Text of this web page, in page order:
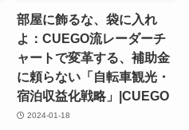
部屋に飾るな、袋に入れ
よ：CUEGO流レーダーチ
ャートで変革する、補助金
に頼らない「自転車観光・
宿泊収益化戦略」|CUEGO
2024-01-18